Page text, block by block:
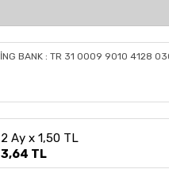
İNG BANK : TR 31 0009 9010 4128
2 Ay x 1,50 TL
3,64 TL